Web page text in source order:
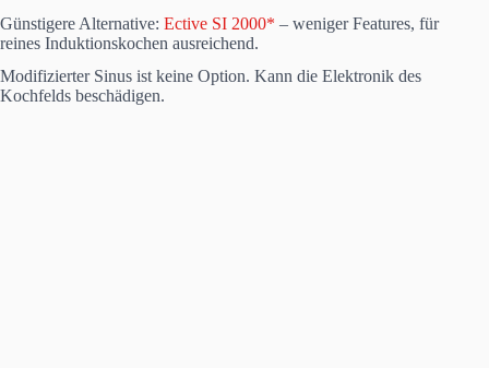
Günstigere Alternative: Ective SI 2000* – weniger Features, für
reines Induktionskochen ausreichend.
Modifizierter Sinus ist keine Option. Kann die Elektronik des
Kochfelds beschädigen.